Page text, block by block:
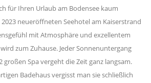
für Ihren Urlaub am Bodensee kaum
neueröffneten Seehotel am Kaiserstrand
mit Atmosphäre und exzellentem
zum Zuhause. Jeder Sonnenuntergang
großen Spa vergeht die Zeit ganz langsam.
Badehaus vergisst man sie schließlich